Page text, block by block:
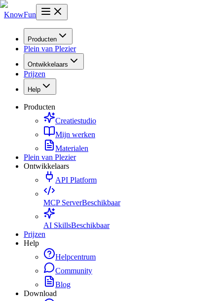
KnowFun
Producten
Plein van Plezier
Ontwikkelaars
Prijzen
Help
Producten
Creatiestudio
Mijn werken
Materialen
Plein van Plezier
Ontwikkelaars
API Platform
MCP ServerBeschikbaar
AI SkillsBeschikbaar
Prijzen
Help
Helpcentrum
Community
Blog
Download